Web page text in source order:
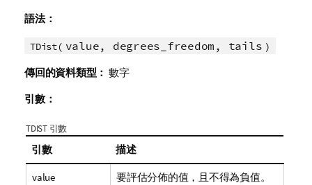
語法：
TDist( value, degrees_freedom, tails )
傳回的資料類型： 數字
引數：
TDIST 引數
引數 描述
value 要評估分佈的值，且不得為負值。